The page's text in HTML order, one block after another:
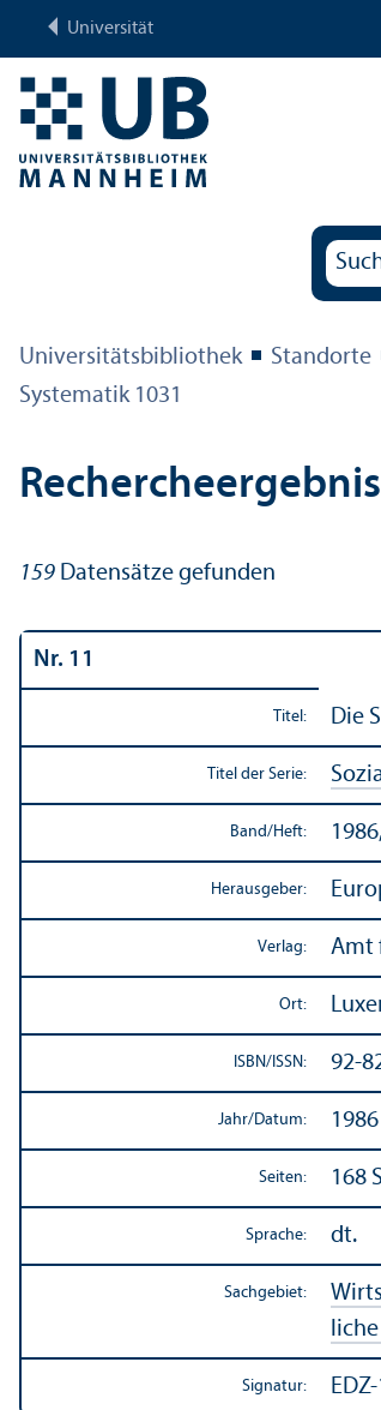
Universität
Universitäts­bibliothek Standorte
Systematik 1031
159 Datensätze gefunden
Nr. 11
Titel: Die
Titel der Serie:
Band/Heft:
Herausgeber:
Verlag: Amt
Ort:
ISBN/ ISSN: 92-
Jahr/Datum: 1986
Seiten: 168
Sprache: dt.
Sachgebiet:
Signatur: